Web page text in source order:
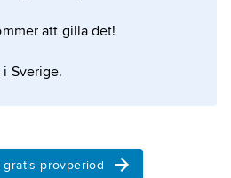
om artikeln
att gilla det!
Sverige.
gratis provperiod